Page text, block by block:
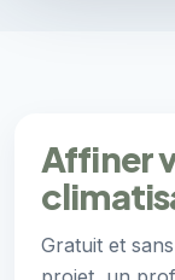
Affiner
Gratuit et